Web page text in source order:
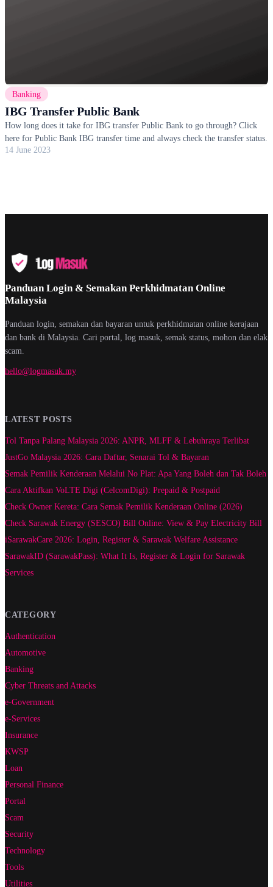
Banking
IBG Transfer Public Bank
How long does it take for IBG transfer Public Bank to go through? Click
here for Public Bank IBG transfer time and always check the transfer status.
14 June 2023
Panduan Login & Semakan Perkhidmatan Online
Malaysia
Panduan login, semakan dan bayaran untuk perkhidmatan online kerajaan
dan bank di Malaysia. Cari portal, log masuk, semak status, mohon dan elak
scam.
hello@logmasuk.my
LATEST POSTS
Tol Tanpa Palang Malaysia 2026: ANPR, MLFF & Lebuhraya Terlibat
JustGo Malaysia 2026: Cara Daftar, Senarai Tol & Bayaran
Semak Pemilik Kenderaan Melalui No Plat: Apa Yang Boleh dan Tak Boleh
Cara Aktifkan VoLTE Digi (CelcomDigi): Prepaid & Postpaid
Check Owner Kereta: Cara Semak Pemilik Kenderaan Online (2026)
Check Sarawak Energy (SESCO) Bill Online: View & Pay Electricity Bill
iSarawakCare 2026: Login, Register & Sarawak Welfare Assistance
SarawakID (SarawakPass): What It Is, Register & Login for Sarawak
Services
CATEGORY
Authentication
Automotive
Banking
Cyber Threats and Attacks
e-Government
e-Services
Insurance
KWSP
Loan
Personal Finance
Portal
Scam
Security
Technology
Tools
Utilities